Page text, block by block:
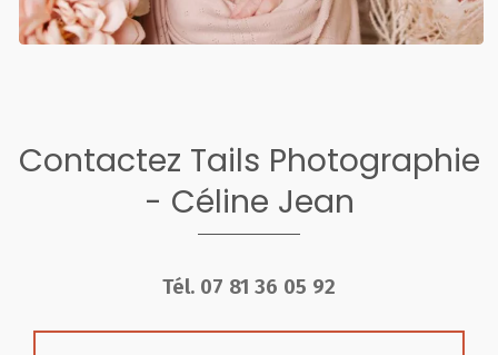
Contactez Tails Photographie
- Céline Jean
Tél. 07 81 36 05 92